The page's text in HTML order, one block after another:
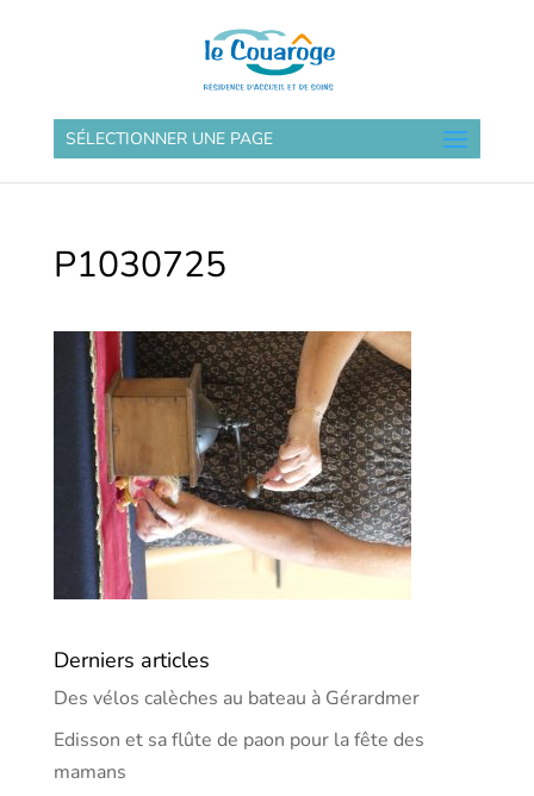
SÉLECTIONNER UNE PAGE
P1030725
Derniers articles
Des vélos calèches au bateau à Gérardmer
Edisson et sa flûte de paon pour la fête des
mamans